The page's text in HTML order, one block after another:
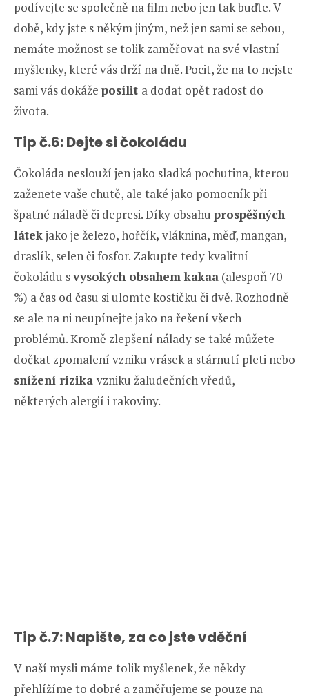
podívejte se společně na film nebo jen tak buďte. V
době, kdy jste s někým jiným, než jen sami se sebou,
nemáte možnost se tolik zaměřovat na své vlastní
myšlenky, které vás drží na dně. Pocit, že na to nejste
sami vás dokáže posílit a dodat opět radost do
života.
Tip č.6: Dejte si čokoládu
Čokoláda neslouží jen jako sladká pochutina, kterou
zaženete vaše chutě, ale také jako pomocník při
špatné náladě či depresi. Díky obsahu prospěšných
látekjako je železo, hořčík, vláknina, měď, mangan,
draslík, selen či fosfor. Zakupte tedy kvalitní
čokoládu svysokých obsahem kakaa (alespoň 70
%) a čas od času si ulomte kostičku či dvě. Rozhodně
se ale na ni neupínejte jako na řešení všech
problémů. Kromě zlepšení nálady se také můžete
dočkat zpomalení vzniku vrásek a stárnutí pleti nebo
snížení rizika vzniku žaludečních vředů,
některých alergií i rakoviny.
Tip č.7: Napište, za co jste vděční
V naší mysli máme tolik myšlenek, že někdy
přehlížíme to dobré a zaměřujeme se pouze na